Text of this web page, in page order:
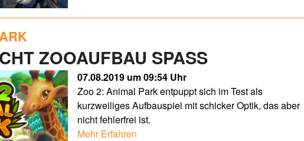
ZOOAUFBAU SPASS
07.08.2019 um 09:54 Uhr
Zoo 2: Animal Park entpuppt sich im Test als
kurzweiliges Aufbauspiel mit schicker Optik, das aber
nicht fehlerfrei ist.
Mehr Erfahren